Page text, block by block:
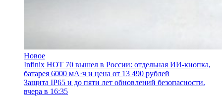
Новое
Infinix HOT 70 вышел в России: отдельная ИИ-кнопка,
батарея 6000 мА·ч и цена от 13 490 рублей
Защита IP65 и до пяти лет обновлений безопасности.
вчера в 16:35